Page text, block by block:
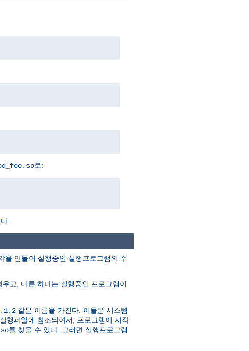
로:
.
만들어 실행중인 실행프로그램의 주
고, 다른 하나는 실행중인 프로그램이
같은 이름을 가진다. 이들은 시스템
행파일에 참조되여서, 프로그램이 시작
를 찾을 수 있다. 그러면 실행프로그램